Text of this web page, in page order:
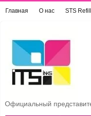
Главная О нас STS
Официальный